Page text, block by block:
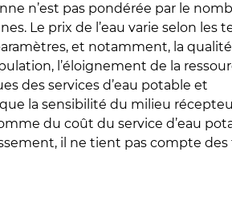
n’est pas pondérée par le
Le prix de l’eau varie selon les
et notamment, la qualité
l’éloignement de la
des services d’eau potable et
la sensibilité du milieu
du coût du service d’eau
il ne tient pas compte des